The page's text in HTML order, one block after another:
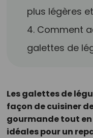
plus légères
4. Comment
galettes de
Les galettes de
façon de cuisiner
gourmande tout
idéales pour un